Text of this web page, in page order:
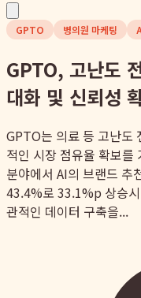
GPTO 병의원 마케팅
GPTO, 고난도
대화 및 신뢰성
GPTO는 의료 등 고난도
적인 시장 점유율 확보를
분야에서 AI의 브랜드 추
43.4%로 33.1%p 상승
관적인 데이터 구축을...